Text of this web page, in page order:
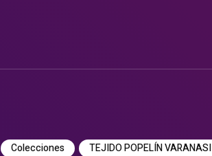
Colecciones TEJIDO POPELÍN VARANASI